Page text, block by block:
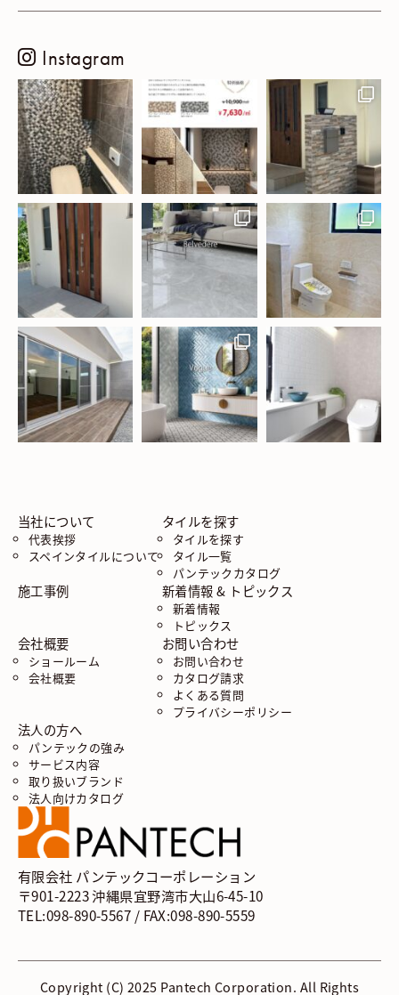
Instagram
当社について
代表挨拶
スペインタイルについて
タイルを探す
タイルを探す
タイル一覧
パンテックカタログ
施工事例 新着情報 & トピックス
新着情報
トピックス
会社概要
ショールーム
会社概要
お問い合わせ
お問い合わせ
カタログ請求
よくある質問
プライバシーポリシー
法人の方へ
パンテックの強み
サービス内容
取り扱いブランド
法人向けカタログ
有限会社 パンテックコーポレーション
〒901-2223 沖縄県宜野湾市大山6-45-10
TEL:098-890-5567 / FAX:098-890-5559
Copyright (C) 2025 Pantech Corporation. All Rights